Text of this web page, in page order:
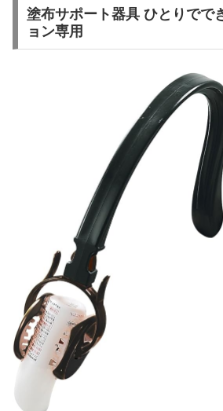
塗布サポート器具 ひとりでで
ョン専用